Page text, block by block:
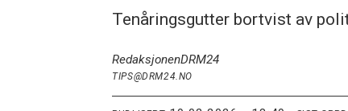
Tenåringsgutter bortvist av
RedaksjonenDRM24
TIPS@DRM24.NO